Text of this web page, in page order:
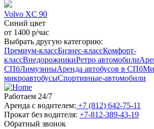
Volvo XC 90
Синий цвет
от 1400 р/час
Выбрать другую категорию:
Премиум-классБизнес-классКомфорт-
классВнедорожникиРетро автомобили
СПбЛимузиныАренда автобусов в СПб
микроавтобусыСпортивные-автомобили
Работаем 24/7
Аренда с водителем: +7 (812) 642-75-11
Прокат без водителя: +7-812-389-43-19
Обратный звонок